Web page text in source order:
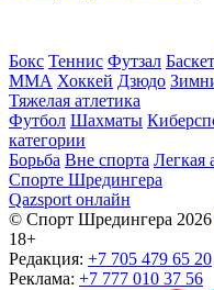
Бокс Теннис Футзал
ММА Хоккей Дзюдо
Тяжелая атлетика
Футбол Шахматы
категории
Борьба Вне спорта Легкая
Спорте Шредингера
Qazsport онлайн
© Cпорт Шредингера 2026
18+
Редакция: +7 705 479 65 20
Реклама: +7 777 010 37 56